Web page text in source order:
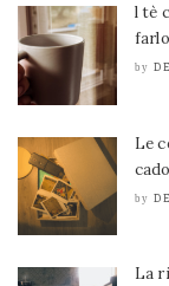
l tè
by
Le
by
La